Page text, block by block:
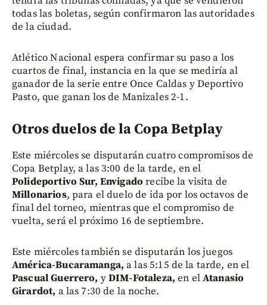
todas las boletas, según confirmaron las autoridades
de la ciudad.
Atlético Nacional espera confirmar su paso a los
cuartos de final, instancia en la que se mediría al
ganador de la serie entre Once Caldas y Deportivo
Pasto, que ganan los de Manizales 2-1.
Otros duelos de la Copa Betplay
Este miércoles se disputarán cuatro compromisos de
Copa Betplay, a las 3:00 de la tarde, en el
Polideportivo Sur, Envigado recibe la visita de
Millonarios, para el duelo de ida por los octavos de
final del torneo, mientras que el compromiso de
vuelta, será el próximo 16 de septiembre.
Este miércoles también se disputarán los juegos
América-Bucaramanga, a las 5:15 de la tarde, en el
Pascual Guerrero, yDIM-Fotaleza,en elAtanasio
Girardot, a las 7:30 de la noche.